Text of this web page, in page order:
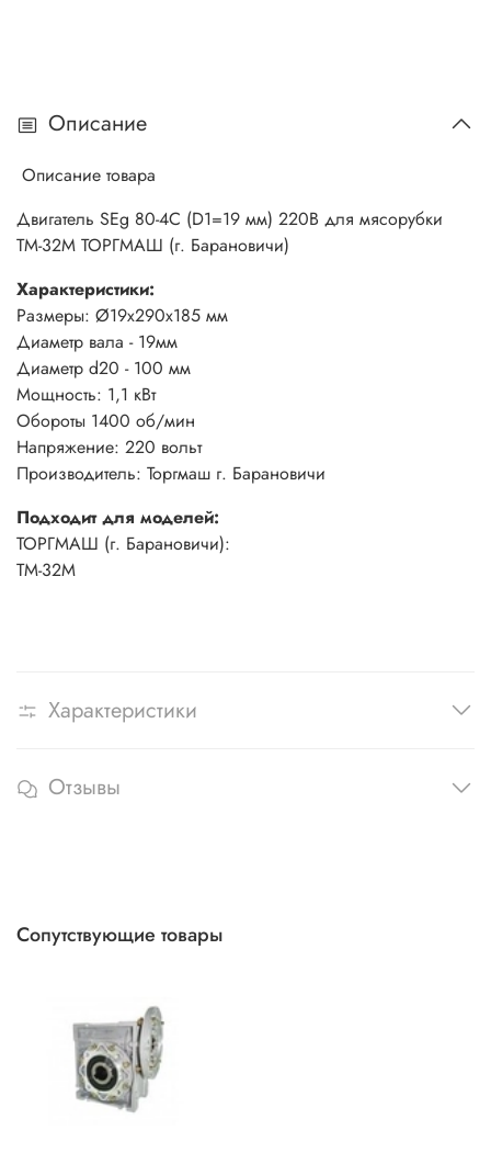
Описание
Описание товара
Двигатель SEg 80-4С (D1=19 мм) 220В для мясорубки
ТМ-32М ТОРГМАШ (г. Барановичи)
Характеристики:
Размеры: Ø19х290х185 мм
Диаметр вала - 19мм
Диаметр d20 - 100 мм
Мощность: 1,1 кВт
Обороты 1400 об/мин
Напряжение: 220 вольт
Производитель: Торгмаш г. Барановичи
Подходит для моделей:
ТОРГМАШ (г. Барановичи):
ТМ-32М
Характеристики
Отзывы
Сопутствующие товары